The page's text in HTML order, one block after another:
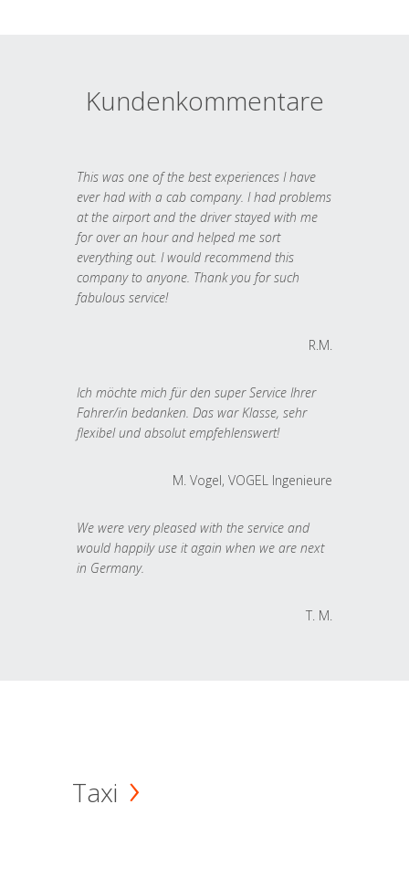
Kundenkommentare
This was one of the best experiences I have
ever had with a cab company. I had problems
at the airport and the driver stayed with me
for over an hour and helped me sort
everything out. I would recommend this
company to anyone. Thank you for such
fabulous service!
R.M.
Ich möchte mich für den super Service Ihrer
Fahrer/in bedanken. Das war Klasse, sehr
flexibel und absolut empfehlenswert!
M. Vogel, VOGEL Ingenieure
We were very pleased with the service and
would happily use it again when we are next
in Germany.
T. M.
Taxi